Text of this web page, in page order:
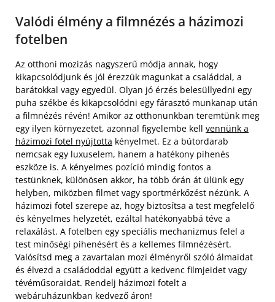
Valódi élmény a filmnézés a házimozi
fotelben
Az otthoni mozizás nagyszerű módja annak, hogy
kikapcsolódjunk és jól érezzük magunkat a családdal, a
barátokkal vagy egyedül. Olyan jó érzés belesüllyedni egy
puha székbe és kikapcsolódni egy fárasztó munkanap után
a filmnézés révén! Amikor az otthonunkban teremtünk meg
egy ilyen környezetet, azonnal figyelembe kell vennünk a
házimozi fotel nyújtotta kényelmet. Ez a bútordarab
nemcsak egy luxuselem, hanem a hatékony pihenés
eszköze is. A kényelmes pozíció mindig fontos a
testünknek, különösen akkor, ha több órán át ülünk egy
helyben, miközben filmet vagy sportmérkőzést nézünk. A
házimozi fotel szerepe az, hogy biztosítsa a test megfelelő
és kényelmes helyzetét, ezáltal hatékonyabbá téve a
relaxálást. A fotelben egy speciális mechanizmus felel a
test minőségi pihenésért és a kellemes filmnézésért.
Valósítsd meg a zavartalan mozi élményről szóló álmaidat
és élvezd a családoddal együtt a kedvenc filmjeidet vagy
tévéműsoraidat. Rendelj házimozi fotelt a
webáruházunkban kedvező áron!